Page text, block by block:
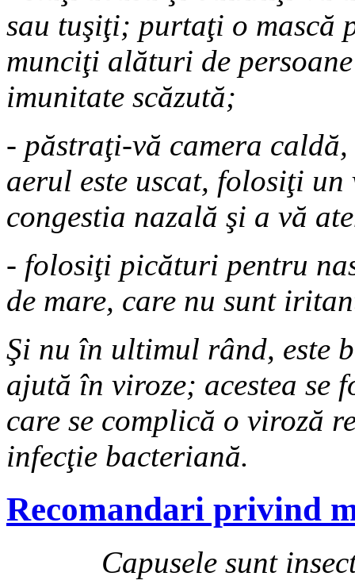
sau tuşiţi; purtaţi o mască
munciţi alături de
imunitate scăzută;
- păstraţi-vă camera
aerul este uscat, folosiţi
congestia nazală şi a vă
- folosiţi picături pentru
de mare, care nu sunt
Şi nu în ultimul rând, este
ajută în viroze; acestea se
care se complică o viroză
infecţie bacteriană.
Recomandari privind
Capusele sunt insecte